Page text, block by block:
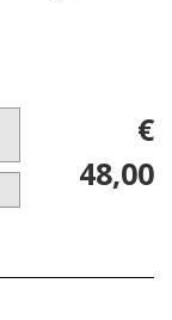
€
48,00